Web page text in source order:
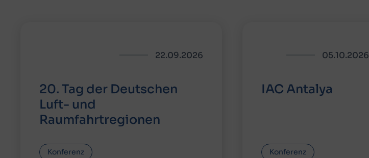
22.09.2026
20. Tag der Deutschen
Luft- und
Raumfahrtregionen
Konferenz
05.10.2026
IAC Antalya
Konferenz